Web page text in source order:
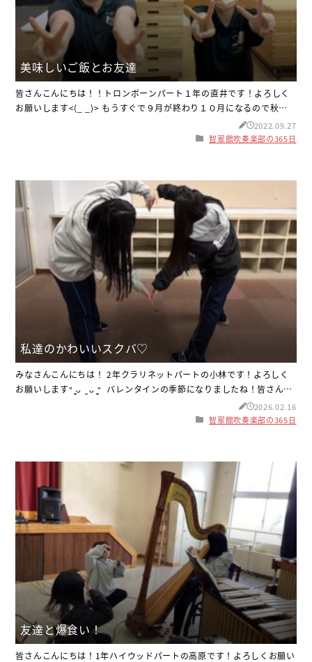
美味しいご飯とお友達
皆さんこんにちは！！トロンボーンパート１年の直井です！よろしく
お願いします<(_ _)> もうすぐで９月が終わり１０月になるので秋の訪
れを感じますね(^_^)肌寒くなってきたので体調には十分に気をつけま
しょう！ 話は変わりますが、休日に友達と晩御飯に行く機会があり、
2022.09.27
智翠館吹奏楽部の365日
私達のかわいいスクバ♡
みなさんこんにちは！ 2年クラリネットパートの小林です！よろしく
お願いしますᐡ ̳ᴗ ̫ ᴗ ̳ᐡ バレンタインの季節になりましたね！皆さんは
チョコレートを作りましたか？！ 私は10種類のお菓子を作りまし
た！！！！ 作るのは大変だったけど、みんな喜んでくれてとても嬉し
2026.02.16
智翠館吹奏楽部の365日
友達と爆食い！
皆さんこんにちは！1年ハイウッドパートの高原です！よろしくお願い